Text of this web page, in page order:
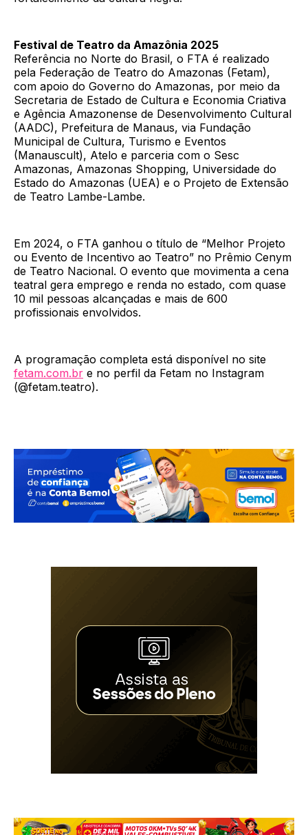
Festival de Teatro da Amazônia 2025
Referência no Norte do Brasil, o FTA é realizado
pela Federação de Teatro do Amazonas (Fetam),
com apoio do Governo do Amazonas, por meio da
Secretaria de Estado de Cultura e Economia Criativa
e Agência Amazonense de Desenvolvimento Cultural
(AADC), Prefeitura de Manaus, via Fundação
Municipal de Cultura, Turismo e Eventos
(Manauscult), Atelo e parceria com o Sesc
Amazonas, Amazonas Shopping, Universidade do
Estado do Amazonas (UEA) e o Projeto de Extensão
de Teatro Lambe-Lambe.
Em 2024, o FTA ganhou o título de “Melhor Projeto
ou Evento de Incentivo ao Teatro” no Prêmio Cenym
de Teatro Nacional. O evento que movimenta a cena
teatral gera emprego e renda no estado, com quase
10 mil pessoas alcançadas e mais de 600
profissionais envolvidos.
A programação completa está disponível no site
fetam.com.br e no perfil da Fetam no Instagram
(@fetam.teatro).